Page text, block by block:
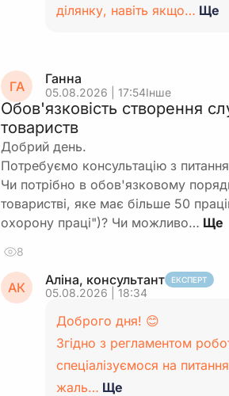
ділянку, навіть якщо… Ще
ГА Ганна
05.08.2026 | 17:54Інше
Обов'язковість створення
товариств
Добрий день.
Потребуємо консультацію з питання
Чи потрібно в обов'язковому
товаристві, яке має більше 50
охорону праці")? Чи можливо…
8
АК Аліна, консультант ЕКСПЕРТ
05.08.2026 | 18:34
Доброго дня! 😊
Згідно з регламентом
спеціалізуємося на
жаль… Ще